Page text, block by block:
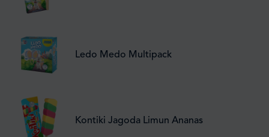
Ledo Medo Multipack
Kontiki Jagoda Limun Ananas